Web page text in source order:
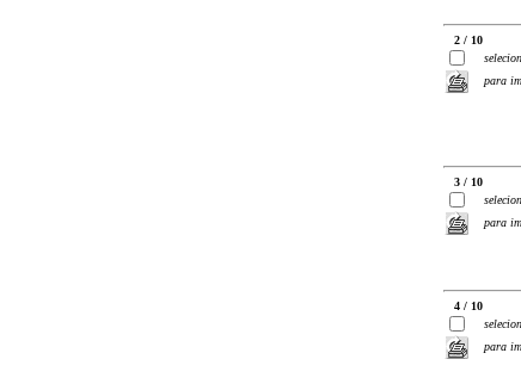
2 / 10
para
3 / 10
para
4 / 10
para